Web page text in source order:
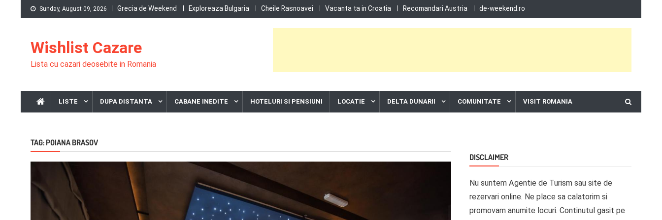
Skip
to
Sunday, August 09, 2026 Grecia de Weekend Exploreaza Bulgaria Cheile Rasnoavei Vacanta ta in Croatia Recomandari Austria de-weekend.ro
Wishlist Cazare
Lista cu cazari deosebite in Romania
LISTE DUPA DISTANTA CABANE INEDITE HOTELURI SI PENSIUNI LOCATIE DELTA DUNARII COMUNITATE VISIT ROMANIA
TAG: POIANA BRASOV
DISCLAIMER
Nu suntem Agentie de Turism sau site de
rezervari online. Ne place sa calatorim si
promovam anumite locuri. Continutul gasit pe